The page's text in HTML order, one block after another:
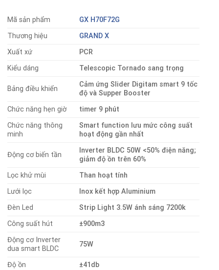
Mã sản phẩm
GX H70F72G
Thương hiệu
GRAND X
Xuất xứ
PCR
Kiểu dáng
Telescopic Tornado sang trọng
Bảng điều khiển
Cảm ứng Slider Digitam smart 9 tốc
độ và Supper Booster
Chức năng hẹn giờ
timer 9 phút
Chức năng thông
minh
Smart function lưu mức công suất
hoạt động gần nhất
Động cơ biến tần
Inverter BLDC 50W <50% điện năng;
giảm độ ồn trên 60%
Lọc khử mùi
Than hoạt tính
Lưới lọc
Inox kết hợp Aluminium
Đèn Led
Strip Light 3.5W ánh sáng 7200k
Công suất hút
±900m3
Động cơ Inverter
dua smart BLDC
75W
Độ ồn
±41db